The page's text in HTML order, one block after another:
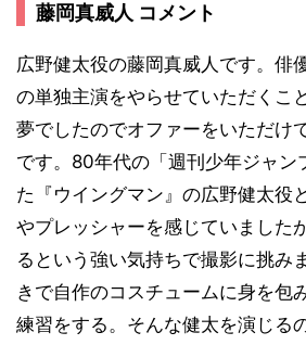
藤岡真威人 コメント
広野健太役の藤岡真威人です。俳
の単独主演をやらせていただくこ
夢でしたのでオファーをいただけ
です。80年代の「週刊少年ジャン
た『ウイングマン』の広野健太役
やプレッシャーを感じていました
るという強い気持ちで撮影に挑み
きで自作のコスチュームに身を包
練習をする。そんな健太を演じる